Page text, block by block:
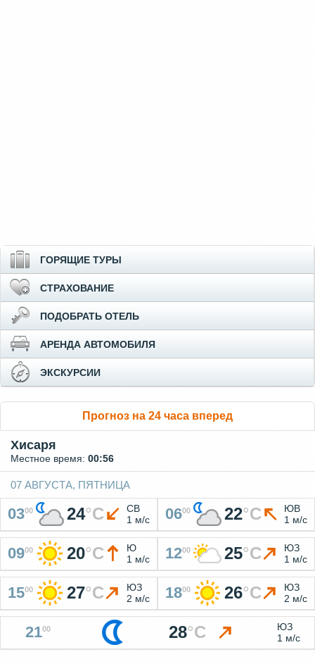
ГОРЯЩИЕ ТУРЫ
СТРАХОВАНИЕ
ПОДОБРАТЬ ОТЕЛЬ
АРЕНДА АВТОМОБИЛЯ
ЭКСКУРСИИ
Прогноз на 24 часа вперед
Хисаря
Местное время: 00:56
07 АВГУСТА, ПЯТНИЦА
0300 24°C
СВ
1 м/с
0600 22°C
ЮВ
1 м/с
0900 20°C
Ю
1 м/с
1200 25°C
ЮЗ
1 м/с
1500 27°C
ЮЗ
2 м/с
1800 26°C
ЮЗ
2 м/с
2100 28°C
ЮЗ
1 м/с